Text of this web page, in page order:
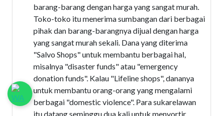
barang-barang dengan harga yang sangat murah.
Toko-toko itu menerima sumbangan dari berbagai
pihak dan barang-barangnya dijual dengan harga
yang sangat murah sekali. Dana yang diterima
"Salvo Shops" untuk membantu berbagai hal,
misalnya "disaster funds" atau "emergency
donation funds". Kalau "Lifeline shops", dananya
untuk membantu orang-orang yang mengalami
berbagai "domestic violence". Para sukarelawan
itu datang seminggu dua kali untuk menyortir